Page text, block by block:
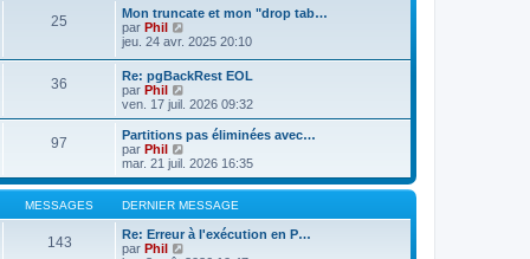
g
e
e
r
m
e
s
a
g
e
d
e
r
n
i
e
m
e
s
a
g
e
25
Mon truncate et mon "drop tab…
par Phil
o
r
l
e
d
e
r
e
r
m
e
s
jeu. 24 avr. 2025 20:10
36
Re: pgBackRest EOL
par Phil
o
i
r
l
e
e
r
n
ven. 17 juil. 2026 09:32
97
Partitions pas éliminées avec…
par Phil
o
i
r
l
e
d
mar. 21 juil. 2026 16:35
MESSAGES DERNIER MESSAGE
143
Re: Erreur à l'exécution en P…
par Phil